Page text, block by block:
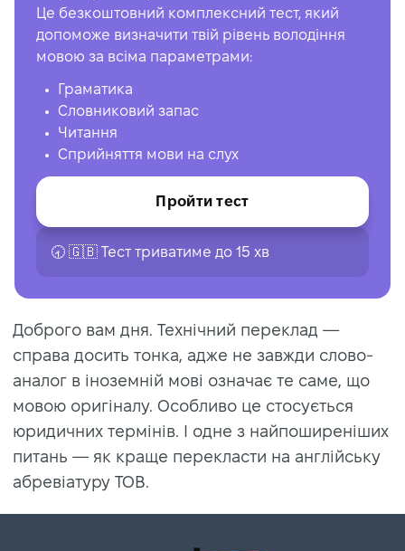
Це безкоштовний комплексний тест, який
допоможе визначити твій рівень володіння
мовою за всіма параметрами:
Граматика
Словниковий запас
Читання
Сприйняття мови на слух
Пройти тест
🕣 🇬🇧 Тест триватиме до 15 хв
Доброго вам дня. Технічний переклад —
справа досить тонка, адже не завжди слово-
аналог в іноземній мові означає те саме, що
мовою оригіналу. Особливо це стосується
юридичних термінів. І одне з найпоширеніших
питань — як краще перекласти на англійську
абревіатуру ТОВ.